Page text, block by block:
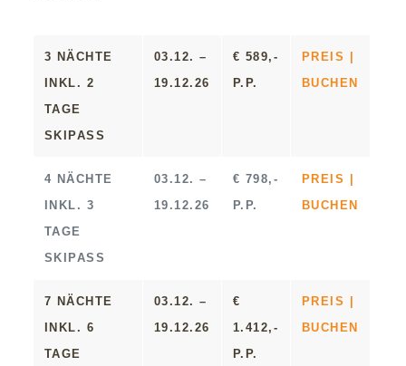
3 NÄCHTE
INKL. 2
TAGE
SKIPASS
03.12. –
19.12.26
€ 589,-
P.P.
PREIS |
BUCHEN
4 NÄCHTE
INKL. 3
TAGE
SKIPASS
03.12. –
19.12.26
€ 798,-
P.P.
PREIS |
BUCHEN
7 NÄCHTE
INKL. 6
TAGE
03.12. –
19.12.26
€
1.412,-
P.P.
PREIS |
BUCHEN